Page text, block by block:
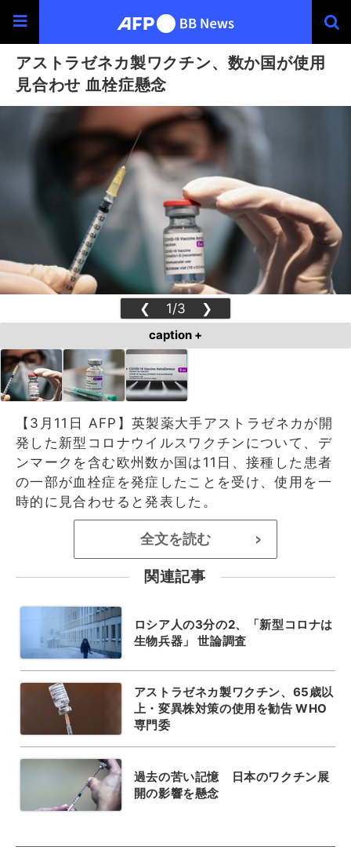
アストラゼネカ製ワクチン、数か国が使用
見合わせ 血栓症懸念
❮ 1/3 ❯
caption +
【3月11日 AFP】英製薬大手アストラゼネカが開
発した新型コロナウイルスワクチンについて、デ
ンマークを含む欧州数か国は11日、接種した患者
の一部が血栓症を発症したことを受け、使用を一
時的に見合わせると発表した。
全文を読む >
関連記事
ロシア人の3分の2、「新型コロナは
生物兵器」 世論調査
アストラゼネカ製ワクチン、65歳以
上・変異株対策の使用を勧告 WHO
専門委
過去の苦い記憶 日本のワクチン展
開の影響を懸念